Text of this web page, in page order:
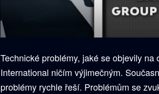
Technické problémy, jaké se objevily
International ničím výjimečným.
problémy rychle řeší. Problémům se